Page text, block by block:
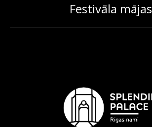
Festivāla mājas